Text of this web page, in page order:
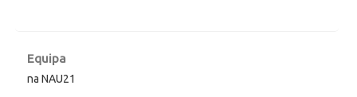
Equipa
na NAU21